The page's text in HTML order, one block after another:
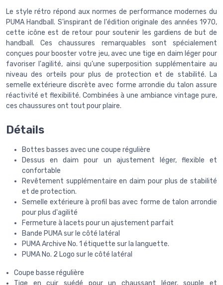
Le style rétro répond aux normes de performance modernes du
PUMA Handball. S'inspirant de l'édition originale des années 1970,
cette icône est de retour pour soutenir les gardiens de but de
handball. Ces chaussures remarquables sont spécialement
conçues pour booster votre jeu, avec une tige en daim léger pour
favoriser l'agilité, ainsi qu'une superposition supplémentaire au
niveau des orteils pour plus de protection et de stabilité. La
semelle extérieure discrète avec forme arrondie du talon assure
réactivité et flexibilité. Combinées à une ambiance vintage pure,
ces chaussures ont tout pour plaire.
Détails
Bottes basses avec une coupe régulière
Dessus en daim pour un ajustement léger, flexible et
confortable
Revêtement supplémentaire en daim pour plus de stabilité
et de protection.
Semelle extérieure à profil bas avec forme de talon arrondie
pour plus d'agilité
Fermeture à lacets pour un ajustement parfait
Bande PUMA sur le côté latéral
PUMA Archive No. 1 étiquette sur la languette.
PUMA No. 2 Logo sur le côté latéral
Coupe basse régulière
Tige en cuir suédé pour un chaussant léger, souple et